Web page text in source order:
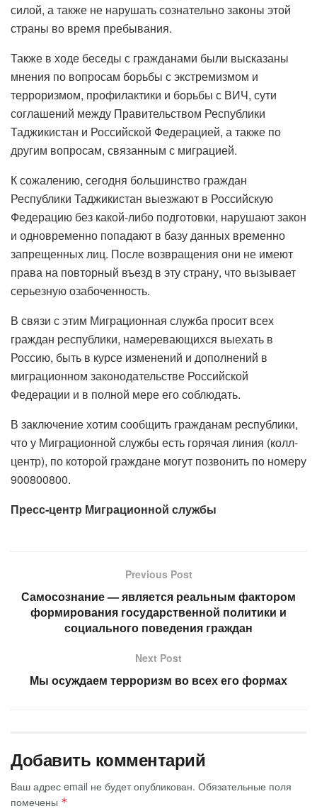
силой, а также не нарушать сознательно законы этой
страны во время пребывания.
Также в ходе беседы с гражданами были высказаны
мнения по вопросам борьбы с экстремизмом и
терроризмом, профилактики и борьбы с ВИЧ, сути
соглашений между Правительством Республики
Таджикистан и Российской Федерацией, а также по
другим вопросам, связанным с миграцией.
К сожалению, сегодня большинство граждан
Республики Таджикистан выезжают в Российскую
Федерацию без какой-либо подготовки, нарушают закон
и одновременно попадают в базу данных временно
запрещенных лиц. После возвращения они не имеют
права на повторный въезд в эту страну, что вызывает
серьезную озабоченность.
В связи с этим Миграционная служба просит всех
граждан республики, намеревающихся выехать в
Россию, быть в курсе изменений и дополнений в
миграционном законодательстве Российской
Федерации и в полной мере его соблюдать.
В заключение хотим сообщить гражданам республики,
что у Миграционной службы есть горячая линия (колл-
центр), по которой граждане могут позвонить по номеру
900800800.
Пресс-центр Миграционной службы
Previous Post
Самосознание — является реальным фактором
формирования государственной политики и
социального поведения граждан
Next Post
Мы осуждаем терроризм во всех его формах
Добавить комментарий
Ваш адрес email не будет опубликован. Обязательные поля
помечены *